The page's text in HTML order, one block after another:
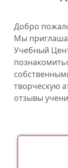
Добро
Мы
Учебный
творческую
отзывы